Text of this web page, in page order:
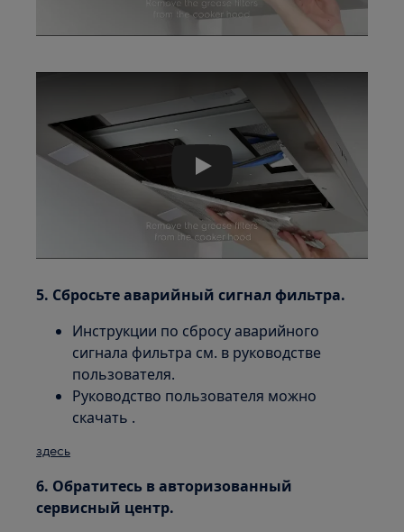
Play
5. Сбросьте аварийный сигнал фильтра.
Инструкции по сбросу аварийного
сигнала фильтра см. в руководстве
пользователя.
Руководство пользователя можно
скачать .
здесь
6. Обратитесь в авторизованный
сервисный центр.